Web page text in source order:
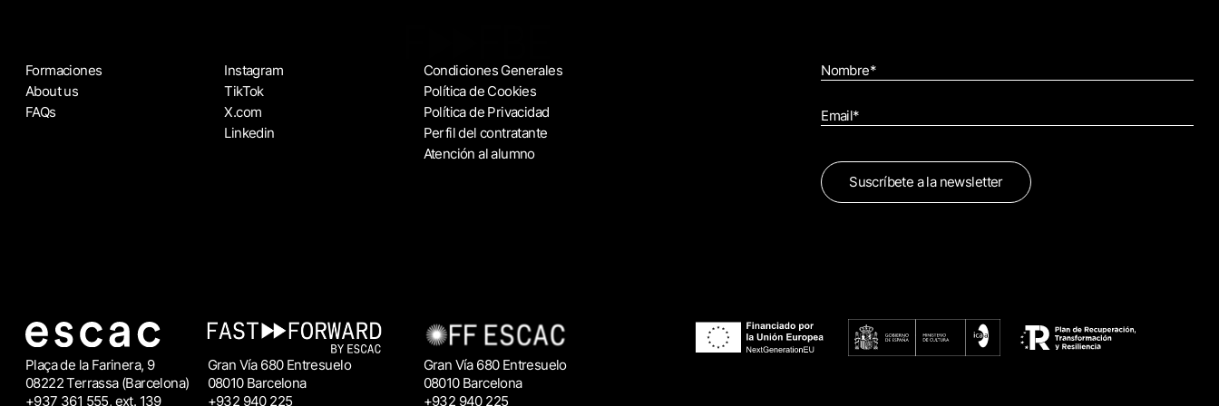
Formaciones
About us
FAQs
Instagram
TikTok
X.com
Linkedin
Condiciones Generales
Política de Cookies
Política de Privacidad
Perfil del contratante
Atención al alumno
Plaça de la Farinera, 9
08222 Terrassa (Barcelona)
+937 361 555, ext. 139
Gran Vía 680 Entresuelo
08010 Barcelona
+932 940 225
Gran Vía 680 Entresuelo
08010 Barcelona
+932 940 225